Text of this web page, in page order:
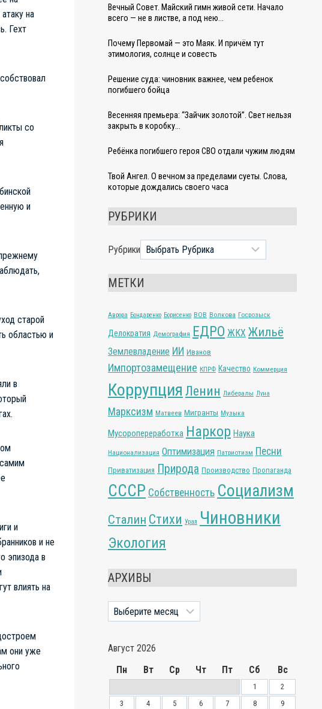
на
Гехт
со
и
старой
областью и
в
и
и не
эпизода в
влиять на
они уже
Вечный Совет. Майский гимн живой сети. Начало
всего — не в листве, а под нею…
Почему Первомай — это Маяк. И причём тут
этимология, солнце и совесть
Решение суда: чиновник важнее, чем ребенок
погибшего бойца
Весенняя премьера: “Зайчик золотой”. Свет нельзя
закрыть в коробку…
Ребёнка погибшего героя СВО отдали чужим людям
Твой Ангел. О вечном за пределами суеты. Слова,
которые дождались своего часа
РУБРИКИ
Рубрики
МЕТКИ
Аврора Бондаренко Борисенко ВОВ Волкова Госрозыск
Делократия Демография ЕДРО ЖКХ Жильё
Землевладение ИИ Иванов
Импортозамещение КПРФ Качество Коммерция
Коррупция Ленин Либералы Луна
Марксизм Матвеев Мигранты Музыка
Мусоропереработка Наркор Наука
Национализация Оптимизация Патриотизм Песни
Приватизация Природа Производство Пропаганда
СССР Собственность Социализм
Сталин Стихи Урал Чиновники
Экология
АРХИВЫ
Архивы
Август 2026
Пн
Вт Ср Чт Пт Сб Вс
1
2
3
4 5 6 7 8
9